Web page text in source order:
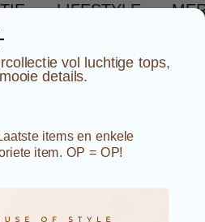
LIFESTYLE
vol luchtige tops,
details.
items en enkele
item. OP = OP!